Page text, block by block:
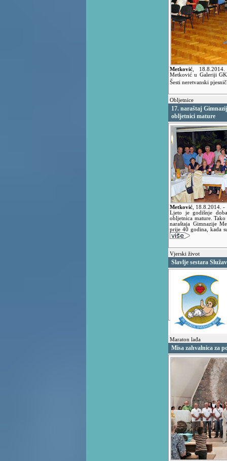
Metković
Metković u Galeriji
Šesti neretvanski
Obljetnice
17. naraštaj
obljetnici mature
Metković 18.8.2014. -
Ljeto je godišnje
obljetnica mature.
naraštaja Gimnazije
prije 40 godina, kada
Vjerski život
Slavlje sestara
Maraton lađa
Misa zahvalnica za